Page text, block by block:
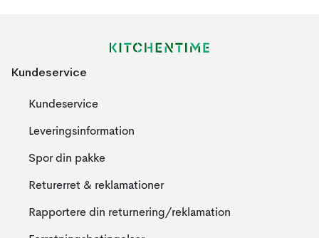
Kundeservice
Kundeservice
Leveringsinformation
Spor din pakke
Returerret & reklamationer
Rapportere din returnering/reklamation